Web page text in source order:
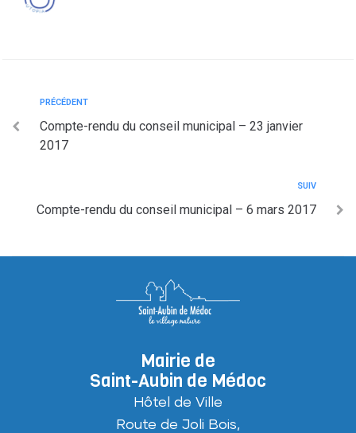
PRÉCÉDENT
Compte-rendu du conseil municipal – 23 janvier
2017
SUIV
Compte-rendu du conseil municipal – 6 mars 2017
Mairie de
Saint-Aubin de Médoc
Hôtel de Ville
Route de Joli Bois,